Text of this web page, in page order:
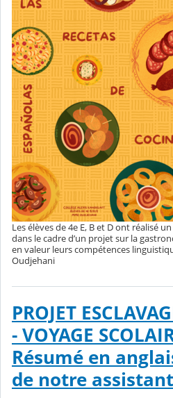
Les élèves de 4e E, B et D ont réalisé
dans le cadre d’un projet sur la
en valeur leurs compétences
Oudjehani
PROJET
- VOYAGE
Résumé en
de notre